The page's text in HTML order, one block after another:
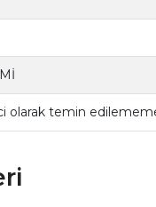
olarak temin